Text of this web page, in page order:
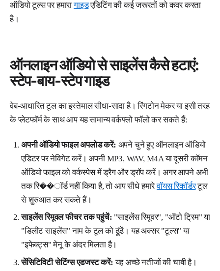
ऑडियो टूल्स पर हमारागाइडएडिटिंग की कई जरूरतों को कवर करता
है।
ऑनलाइन ऑडियो से साइलेंस कैसे हटाएं:
स्टेप-बाय-स्टेप गाइड
वेब-आधारित टूल का इस्तेमाल सीधा-सादा है। रिंगटोन मेकर या इसी तरह
के प्लेटफॉर्म के साथ आप यह सामान्य वर्कफ्लो फॉलो कर सकते हैं:
अपनी ऑडियो फाइल अपलोड करें: अपने चुने हुए ऑनलाइन ऑडियो
एडिटर पर नेविगेट करें। अपनी MP3, WAV, M4A या दूसरी कॉमन
ऑडियो फाइल को वर्कस्पेस में ड्रैग और ड्रॉप करें। अगर आपने अभी
तक रि��ॉर्ड नहीं किया है, तो आप सीधे हमारेवॉयस रिकॉर्डरटूल
से शुरुआत कर सकते हैं।
साइलेंस रिमूवल फीचर तक पहुंचें: "साइलेंस रिमूवर", "ऑटो ट्रिम" या
"डिलीट साइलेंस" नाम के टूल को ढूंढें। यह अक्सर "टूल्स" या
"इफेक्ट्स" मेनू के अंदर मिलता है।
सेंसिटिविटी सेटिंग्स एडजस्ट करें: यह अच्छे नतीजों की चाबी है।